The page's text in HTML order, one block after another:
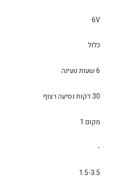
6V
כלול
6 שעות טעינה
30 דקות נסיעה רצוף
מקום 1
-
1.5-3.5